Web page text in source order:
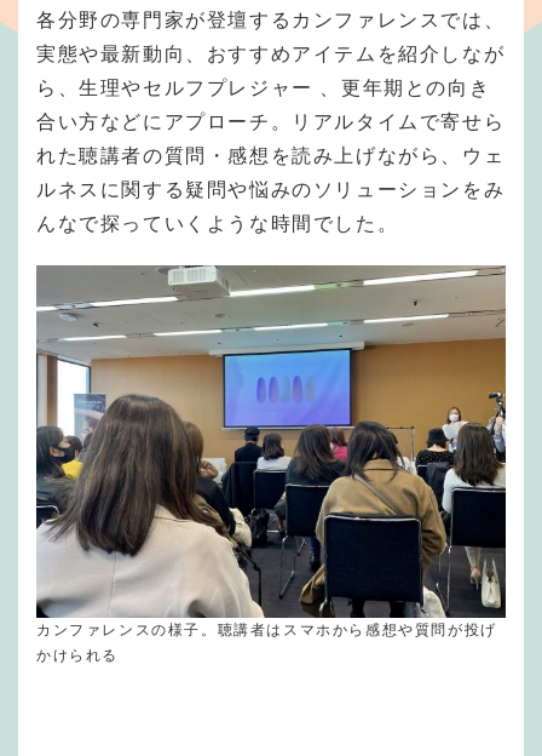
各分野の専門家が登壇するカンファレンスでは、
実態や最新動向、おすすめアイテムを紹介しなが
ら、生理やセルフプレジャー 、更年期との向き
合い方などにアプローチ。リアルタイムで寄せら
れた聴講者の質問・感想を読み上げながら、ウェ
ルネスに関する疑問や悩みのソリューションをみ
んなで探っていくような時間でした。
カンファレンスの様子。聴講者はスマホから感想や質問が投げ
かけられる